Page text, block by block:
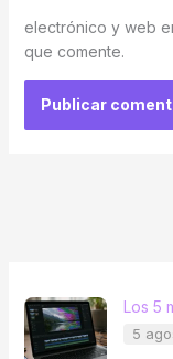
electrónico y web
que comente.
Los 5
5